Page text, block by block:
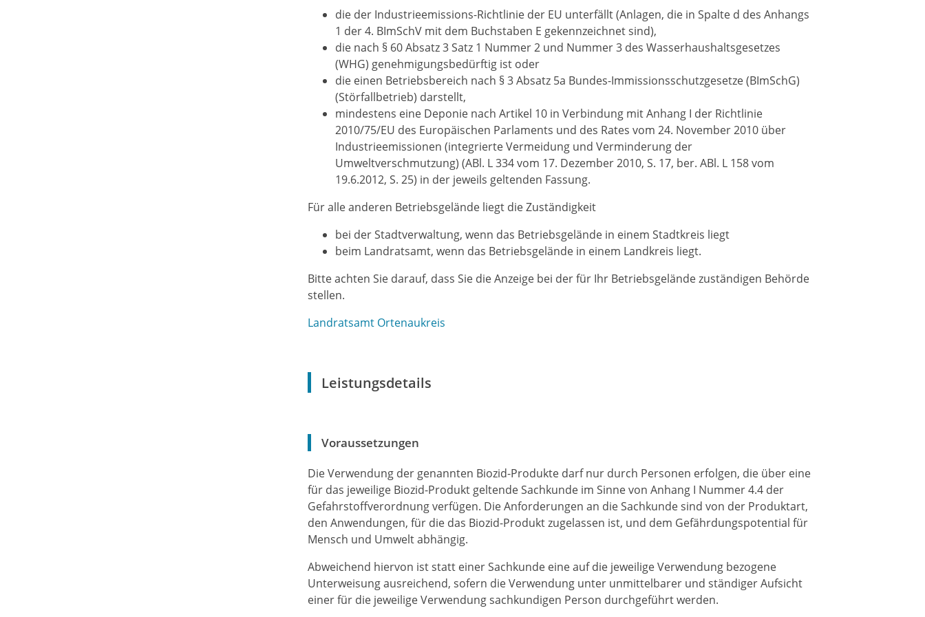
die der Industrieemissions-Richtlinie der EU unterfällt (Anlagen, die in Spalte d des Anhangs
1 der 4. BImSchV mit dem Buchstaben E gekennzeichnet sind),
die nach § 60 Absatz 3 Satz 1 Nummer 2 und Nummer 3 des Wasserhaushaltsgesetzes
(WHG) genehmigungsbedürftig ist oder
die einen Betriebsbereich nach § 3 Absatz 5a Bundes-Immissionsschutzgesetze (BImSchG)
(Störfallbetrieb) darstellt,
mindestens eine Deponie nach Artikel 10 in Verbindung mit Anhang I der Richtlinie
2010/75/EU des Europäischen Parlaments und des Rates vom 24. November 2010 über
Industrieemissionen (integrierte Vermeidung und Verminderung der
Umweltverschmutzung) (ABl. L 334 vom 17. Dezember 2010, S. 17, ber. ABl. L 158 vom
19.6.2012, S. 25) in der jeweils geltenden Fassung.
Für alle anderen Betriebsgelände liegt die Zuständigkeit
bei der Stadtverwaltung, wenn das Betriebsgelände in einem Stadtkreis liegt
beim Landratsamt, wenn das Betriebsgelände in einem Landkreis liegt.
Bitte achten Sie darauf, dass Sie die Anzeige bei der für Ihr Betriebsgelände zuständigen Behörde
stellen.
Landratsamt Ortenaukreis
Leistungsdetails
Voraussetzungen
Die Verwendung der genannten Biozid-Produkte darf nur durch Personen erfolgen, die über eine
für das jeweilige Biozid-Produkt geltende Sachkunde im Sinne von Anhang I Nummer 4.4 der
Gefahrstoffverordnung verfügen. Die Anforderungen an die Sachkunde sind von der Produktart,
den Anwendungen, für die das Biozid-Produkt zugelassen ist, und dem Gefährdungspotential für
Mensch und Umwelt abhängig.
Abweichend hiervon ist statt einer Sachkunde eine auf die jeweilige Verwendung bezogene
Unterweisung ausreichend, sofern die Verwendung unter unmittelbarer und ständiger Aufsicht
einer für die jeweilige Verwendung sachkundigen Person durchgeführt werden.